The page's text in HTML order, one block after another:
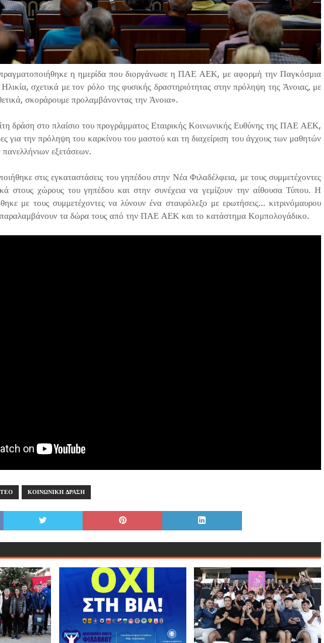
η ημερίδα που διοργάνωσε η ΠΑΕ ΑΕΚ, με αφορμή την Παγκόσμια
σχετικά με τον ρόλο της φυσικής δραστηριότητας στην πρόληψη της Άνοιας, με
σκοράρουμε προλαμβάνοντας την Άνοια».
δράση στο πλαίσιο του προγράμματος Εταιρικής Κοινωνικής Ευθύνης της ΠΑΕ ΑΕΚ,
για την πρόληψη του καρκίνου του μαστού και τη διαχείριση του άγχους των μαθητών
εξετάσεων.
στις εγκαταστάσεις του γηπέδου στην Νέα Φιλαδέλφεια, με τους συμμετέχοντες
στους χώρους του γηπέδου και στην συνέχεια να γεμίζουν την αίθουσα Τύπου. Η
με τους συμμετέχοντες να λύνουν ένα σταυρόλεξο με ερωτήσεις... κιτρινόμαυρου
παραλαμβάνουν τα δώρα τους από την ΠΑΕ ΑΕΚ και το κατάστημα Κομπολογάδικο.
ΚΟΙΝΩΝΙΚΗ ΔΡΑΣΗ